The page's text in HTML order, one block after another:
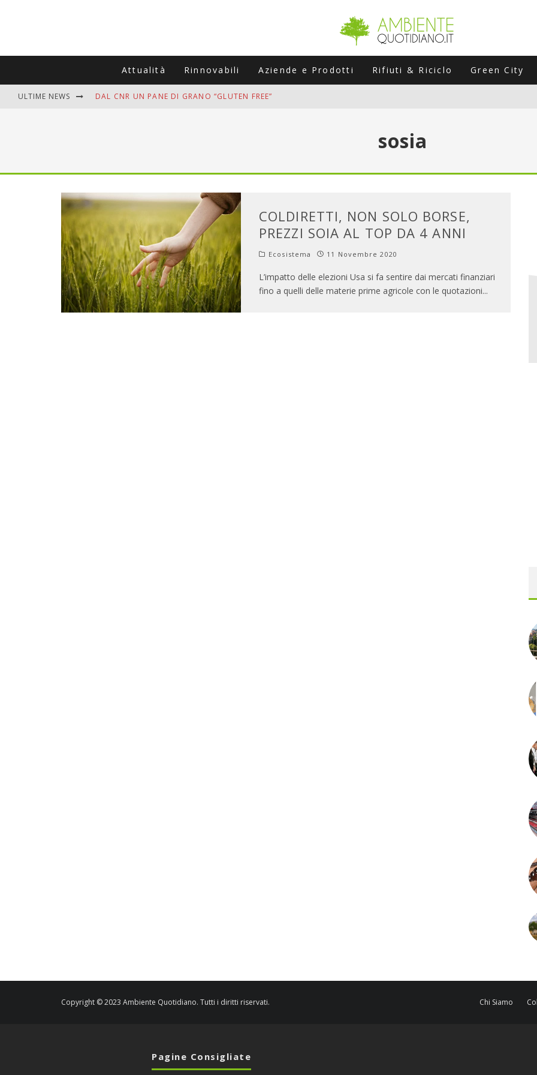
Attualità Rinnovabili Aziende e Prodotti Rifiuti & Riciclo Green City
ULTIME NEWS DAL CNR UN PANE DI GRANO “GLUTEN FREE”
ADDIO BOLLETTE SALATE? LA NUOVA FRONTIERA DEL FOTOVOLTAICO "PLUG & PLAY" CHE STA
sosia
COLDIRETTI, NON SOLO BORSE,
PREZZI SOIA AL TOP DA 4 ANNI
Ecosistema 11 Novembre 2020
L’impatto delle elezioni Usa si fa sentire dai mercati finanziari
fino a quelli delle materie prime agricole con le quotazioni...
Copyright © 2023 Ambiente Quotidiano. Tutti i diritti riservati. Chi Siamo
Pagine Consigliate